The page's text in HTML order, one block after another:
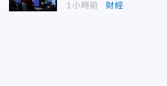
1小時前 財經